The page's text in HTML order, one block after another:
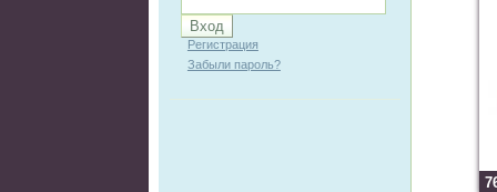
Регистрация
Забыли пароль?